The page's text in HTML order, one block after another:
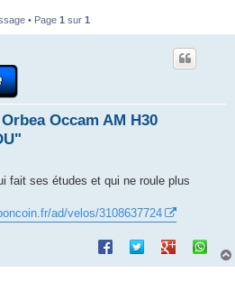
• Page 1 sur 1
Occam AM H30
fait ses études et qui ne roule plus
ad/velos/3108637724